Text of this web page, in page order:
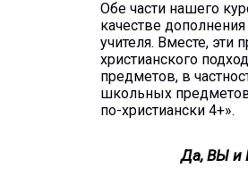
Обе части нашего
качестве
учителя. Вместе,
христианского
предметов, в
школьных
по-христиански 4+».
Да, ВЫ и